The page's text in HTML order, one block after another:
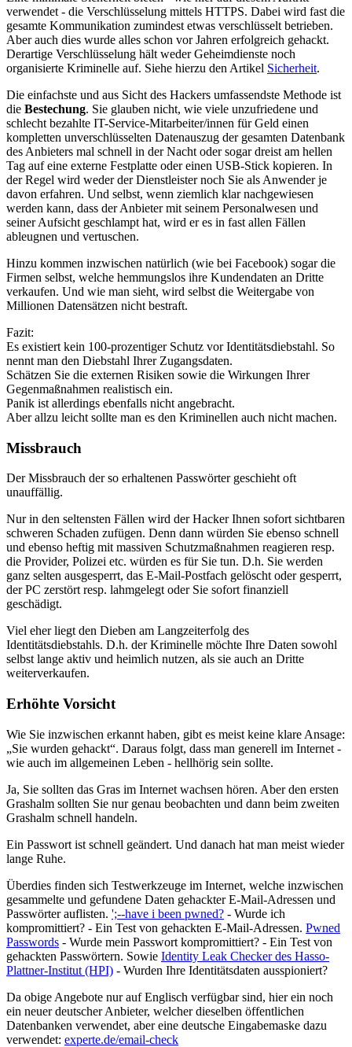
verwendet - die Verschlüsselung mittels HTTPS. Dabei wird fast die
gesamte Kommunikation zumindest etwas verschlüsselt betrieben.
Aber auch dies wurde alles schon vor Jahren erfolgreich gehackt.
Derartige Verschlüsselung hält weder Geheimdienste noch
organisierte Kriminelle auf. Siehe hierzu den Artikel Sicherheit.
Die einfachste und aus Sicht des Hackers umfassendste Methode ist
die Bestechung. Sie glauben nicht, wie viele unzufriedene und
schlecht bezahlte IT-Service-Mitarbeiter/innen für Geld einen
kompletten unverschlüsselten Datenauszug der gesamten Datenbank
des Anbieters mal schnell in der Nacht oder sogar dreist am hellen
Tag auf eine externe Festplatte oder einen USB-Stick kopieren. In
der Regel wird weder der Dienstleister noch Sie als Anwender je
davon erfahren. Und selbst, wenn ziemlich klar nachgewiesen
werden kann, dass der Anbieter mit seinem Personalwesen und
seiner Aufsicht geschlampt hat, wird er es in fast allen Fällen
ableugnen und vertuschen.
Hinzu kommen inzwischen natürlich (wie bei Facebook) sogar die
Firmen selbst, welche hemmungslos ihre Kundendaten an Dritte
verkaufen. Und wie man sieht, wird selbst die Weitergabe von
Millionen Datensätzen nicht bestraft.
Fazit:
Es existiert kein 100-prozentiger Schutz vor Identitätsdiebstahl. So
nennt man den Diebstahl Ihrer Zugangsdaten.
Schätzen Sie die externen Risiken sowie die Wirkungen Ihrer
Gegenmaßnahmen realistisch ein.
Panik ist allerdings ebenfalls nicht angebracht.
Aber allzu leicht sollte man es den Kriminellen auch nicht machen.
Missbrauch
Der Missbrauch der so erhaltenen Passwörter geschieht oft
unauffällig.
Nur in den seltensten Fällen wird der Hacker Ihnen sofort sichtbaren
schweren Schaden zufügen. Denn dann würden Sie ebenso schnell
und ebenso heftig mit massiven Schutzmaßnahmen reagieren resp.
die Provider, Polizei etc. würden es für Sie tun. D.h. Sie werden
ganz selten ausgesperrt, das E-Mail-Postfach gelöscht oder gesperrt,
der PC zerstört resp. lahmgelegt oder Sie sofort finanziell
geschädigt.
Viel eher liegt den Dieben am Langzeiterfolg des
Identitätsdiebstahls. D.h. der Kriminelle möchte Ihre Daten sowohl
selbst lange aktiv und heimlich nutzen, als sie auch an Dritte
weiterverkaufen.
Erhöhte Vorsicht
Wie Sie inzwischen erkannt haben, gibt es meist keine klare Ansage:
Sie wurden gehackt . Daraus folgt, dass man generell im Internet -
wie auch im allgemeinen Leben - hellhörig sein sollte.
Ja, Sie sollten das Gras im Internet wachsen hören. Aber den ersten
Grashalm sollten Sie nur genau beobachten und dann beim zweiten
Grashalm schnell handeln.
Ein Passwort ist schnell geändert. Und danach hat man meist wieder
lange Ruhe.
Überdies finden sich Testwerkzeuge im Internet, welche inzwischen
gesammelte und gefundene Daten gehackter E-Mail-Adressen und
Passwörter auflisten. ';--have i been pwned? - Wurde ich
kompromittiert? - Ein Test von gehackten E-Mail-Adressen. Pwned
Passwords - Wurde mein Passwort kompromittiert? - Ein Test von
gehackten Passwörtern. Sowie Identity Leak Checker des Hasso-
Plattner-Institut (HPI) - Wurden Ihre Identitätsdaten ausspioniert?
Da obige Angebote nur auf Englisch verfügbar sind, hier ein noch
ein neuer deutscher Anbieter, welcher dieselben öffentlichen
Datenbanken verwendet, aber eine deutsche Eingabemaske dazu
verwendet: experte.de/email-check